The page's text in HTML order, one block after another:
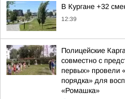
В Кургане +32
12:39
Полицейские
совместно с
первых» провели
порядка» для
«Ромашка»